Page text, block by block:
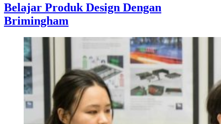
Belajar Produk Design Dengan
Brimingham